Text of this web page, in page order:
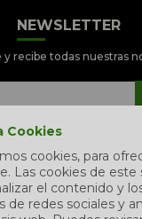
Cookies
cookies, para
Las cookies de este
el contenido y
de redes sociales y
Crocs Perú
● En línea
Quiero saber sobre
Seguimiento de mi
NEWSLETTER
y recibe todas nuestras
